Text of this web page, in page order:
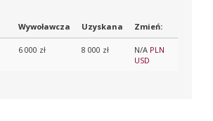
Wywoławcza Uzyskana Zmień:
6 000 zł 8 000 zł N/A PLN
USD